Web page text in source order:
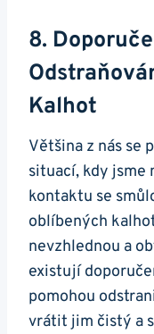
8.
Kalhot
Většina z nás se
situací, kdy jsme
kontaktu se
oblíbených
nevzhlednou a
existují
pomohou
vrátit jim čistý a